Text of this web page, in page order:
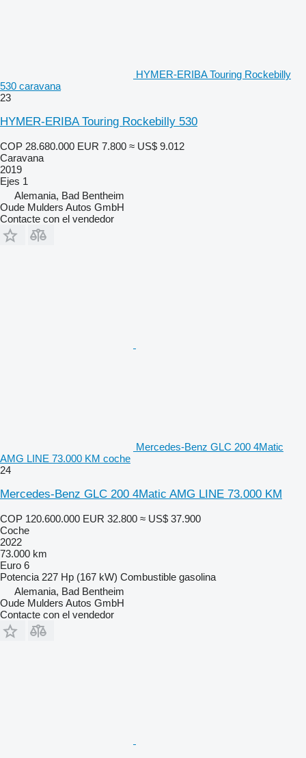
HYMER-ERIBA Touring Rockebilly
530 caravana
23
HYMER-ERIBA Touring Rockebilly 530
COP 28.680.000 EUR 7.800 ≈ US$ 9.012
Caravana
2019
Ejes 1
Alemania, Bad Bentheim
Oude Mulders Autos GmbH
Contacte con el vendedor
Mercedes-Benz GLC 200 4Matic
AMG LINE 73.000 KM coche
24
Mercedes-Benz GLC 200 4Matic AMG LINE 73.000 KM
COP 120.600.000 EUR 32.800 ≈ US$ 37.900
Coche
2022
73.000 km
Euro 6
Potencia 227 Hp (167 kW) Combustible gasolina
Alemania, Bad Bentheim
Oude Mulders Autos GmbH
Contacte con el vendedor